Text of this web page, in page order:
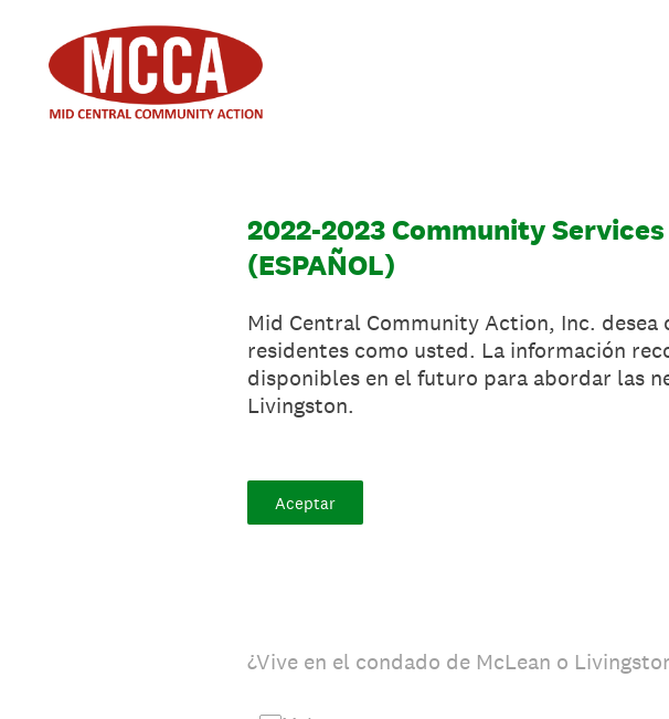
contenido
2022-2023 Community Services
(ESPAÑOL)
Mid Central Community Action, Inc.
residentes como usted. La información
disponibles en el futuro para abordar las
Livingston.
Aceptar
¿Vive en el condado de McLean o